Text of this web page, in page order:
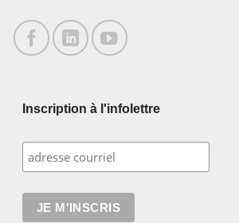
Inscription à l'infolettre